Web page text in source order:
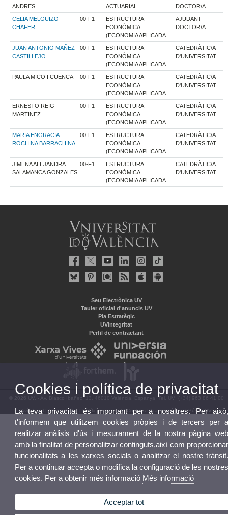
ANDRES
ACTUARIAL
DOCTOR/A
CELIA MELGUIZO
CHAFER
00-F1
ESTRUCTURA
ECONÒMICA
(ECONOMIA APLICADA
AJUDANT
DOCTOR/A
JUAN ANTONIO MAÑEZ
CASTILLEJO
00-F1
ESTRUCTURA
ECONÒMICA
(ECONOMIA APLICADA
CATEDRÀTIC/A
D'UNIVERSITAT
PAULA MICO I CUENCA 00-F1
ESTRUCTURA
ECONÒMICA
(ECONOMIA APLICADA
CATEDRÀTIC/A
D'UNIVERSITAT
ERNESTO REIG
MARTINEZ
00-F1
ESTRUCTURA
ECONÒMICA
(ECONOMIA APLICADA
CATEDRÀTIC/A
D'UNIVERSITAT
MARIA ENGRACIA
ROCHINA BARRACHINA
00-F1
ESTRUCTURA
ECONÒMICA
(ECONOMIA APLICADA
CATEDRÀTIC/A
D'UNIVERSITAT
JIMENA ALEJANDRA
SALAMANCA GONZALES
00-F1
ESTRUCTURA
ECONÒMICA
(ECONOMIA APLICADA
CATEDRÀTIC/A
D'UNIVERSITAT
Seu Electrònica UV
Tauler oficial d'anuncis UV
Pla Estratègic
UVintegritat
Perfil de contractant
© 2026 UV. - Av. Blasco Ibáñez, 13. 46010 València. Espanya. Tel. UV: (+34) 963 86 41 00
Avís legal |Accessibilitat Política privacitat|Cookies |Transparència|Bústia UV
Cookies i política de privacitat
La teva privacitat és important per a nosaltres. Per
t'informem que utilitzem cookies pròpies i de tercers per
realitzar anàlisis d'ús i mesurament de la nostra pàgina
amb la finalitat de personalitzar continguts,així com
funcionalitats a les xarxes socials o analitzar el nostre
Per a continuar accepta o modifica la configuració de les
cookies. Per a obtenir més informació Més informació
Acceptar tot